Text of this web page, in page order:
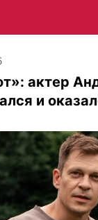
актер
и